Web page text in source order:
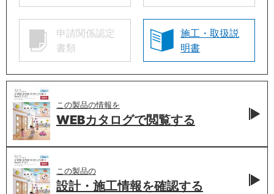
申請関係認定
書類
施工・取扱説
明書
この製品の情報を
WEBカタログで閲覧する
この製品の
設計・施工情報を確認する